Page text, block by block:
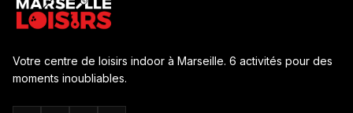
Votre centre de loisirs indoor à Marseille. 6 activités pour des
moments inoubliables.